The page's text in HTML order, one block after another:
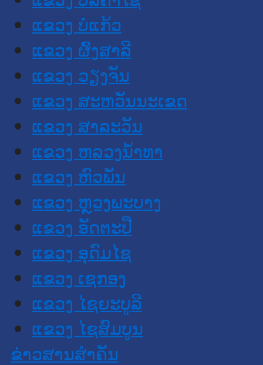
ແຂວງ ບໍ່ແກ້ວ
ແຂວງ ຜົ້ງສາລີ
ແຂວງ ວຽງຈັນ
ແຂວງ ສະຫວັນນະເຂດ
ແຂວງ ສາລະວັນ
ແຂວງ ຫລວງນໍ້າທາ
ແຂວງ ຫົວພັນ
ແຂວງ ຫຼວງພະບາງ
ແຂວງ ອັດຕະປື
ແຂວງ ອຸດົມໄຊ
ແຂວງ ເຊກອງ
ແຂວງ ໄຊຍະບູລີ
ແຂວງ ໄຊສົມບູນ
ຂ່າວສານສໍາຄັນ